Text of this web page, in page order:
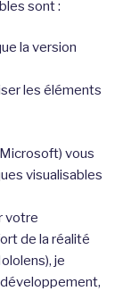
sont :
la version
les éléments
vous
visualisables
votre
de la réalité
je
développement,